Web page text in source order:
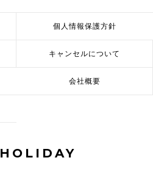
個人情報保護方針
キャンセルについて
会社概要
HOLIDAY